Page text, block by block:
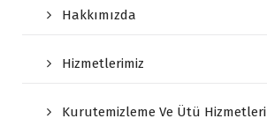
Hakkımızda
Hizmetlerimiz
Kurutemizleme Ve Ütü Hizmetleri